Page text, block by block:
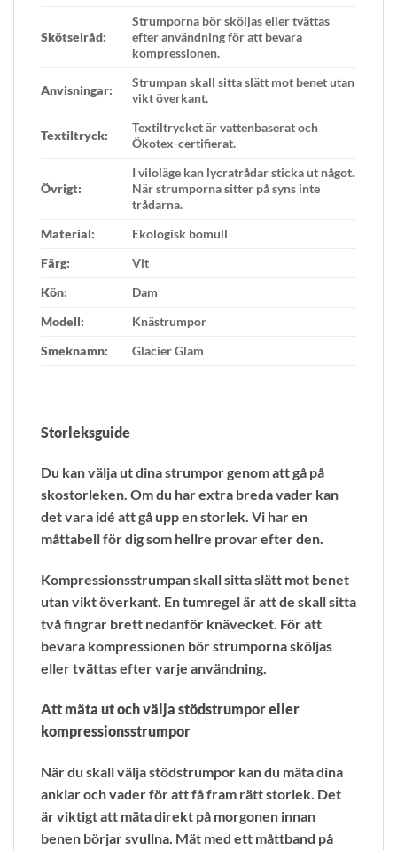
Skötselråd:
Strumporna bör sköljas eller tvättas
efter användning för att bevara
kompressionen.
Anvisningar:
Strumpan skall sitta slätt mot benet utan
vikt överkant.
Textiltryck:
Textiltrycket är vattenbaserat och
Ökotex-certifierat.
Övrigt:
I viloläge kan lycratrådar sticka ut något.
När strumporna sitter på syns inte
trådarna.
Material:
Ekologisk bomull
Färg:
Vit
Kön:
Dam
Modell:
Knästrumpor
Smeknamn:
Glacier Glam
Storleksguide
Du kan välja ut dina strumpor genom att gå på
skostorleken. Om du har extra breda vader kan
det vara idé att gå upp en storlek. Vi har en
måttabell för dig som hellre provar efter den.
Kompressionsstrumpan skall sitta slätt mot benet
utan vikt överkant. En tumregel är att de skall sitta
två fingrar brett nedanför knävecket. För att
bevara kompressionen bör strumporna sköljas
eller tvättas efter varje användning.
Att mäta ut och välja stödstrumpor eller
kompressionsstrumpor
När du skall välja stödstrumpor kan du mäta dina
anklar och vader för att få fram rätt storlek. Det
är viktigt att mäta direkt på morgonen innan
benen börjar svullna. Mät med ett måttband på